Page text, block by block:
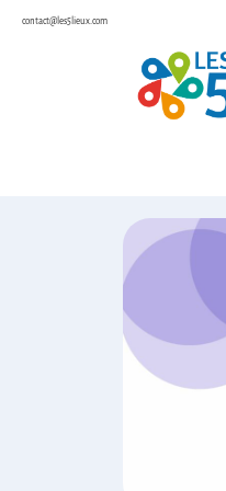
contact@les5lieux.com